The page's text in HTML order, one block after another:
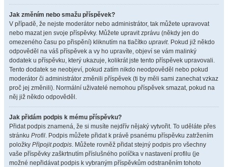
Jak změním nebo smažu příspěvek?
V případě, že nejste moderátor nebo administrátor, tak můžete upravovat
nebo mazat jen svoje příspěvky. Můžete upravit zprávu (někdy jen do
omezeného času po přispění) kliknutím na tlačítko upravit. Pokud již někdo
odpověděl na váš příspěvek a vy ho upravíte, objeví se vám malinký
dodatek u příspěvku, který ukazuje, kolikrát jste tento příspěvek upravovali.
Tento dodatek se neobjeví, pokud zatím nikdo neodpověděl nebo pokud
moderátor či administrátor změnili příspěvek (ti by měli sami zanechat vzkaz
proč jej změnili). Normální uživatelé nemohou příspěvek smazat, pokud na
něj již někdo odpověděl.
Jak přidám podpis k mému příspěvku?
Přidat podpis znamená, že si musíte nejdřív nějaký vytvořit. To uděláte přes
stránku Profil. Podpis můžete přidat k právě psanému příspěvku zatržením
položky Připojit podpis. Můžete rovněž přidat stejný podpis pro všechny
vaše příspěvky zaškrtnutím příslušného políčka v nastavení profilu (je
možné nepřidávat podpis k vybraným příspěvkům odstraněním tohoto